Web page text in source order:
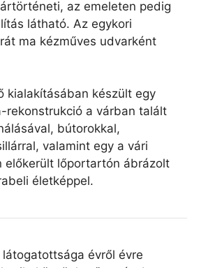
az emeleten pedig
látható. Az egykori
ma kézműves udvarként
kialakításában készült egy
rekonstrukció a várban talált
bútorokkal,
valamint egy a vári
előkerült lőportartón ábrázolt
életképpel.
évről évre